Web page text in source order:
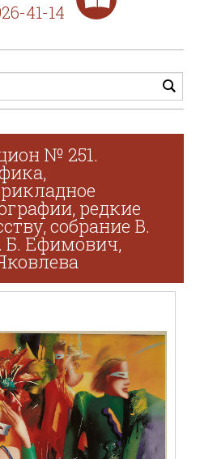
41-14
№ 251.
редкие
собрание В.
Б. Ефимович,